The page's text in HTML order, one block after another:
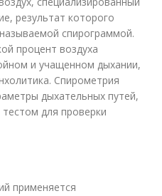
результат которого
спирограммой.
процент воздуха
и учащенном дыхании,
Спирометрия
дыхательных путей,
для проверки
применяется